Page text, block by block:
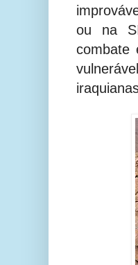
ou na
combate